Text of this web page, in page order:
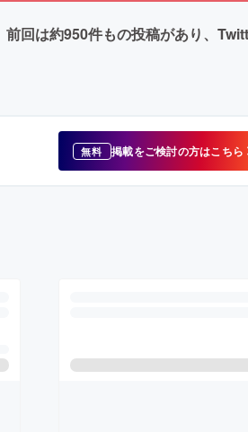
回は約950件もの投稿があり、
無料 掲載をご検討の方はこちら